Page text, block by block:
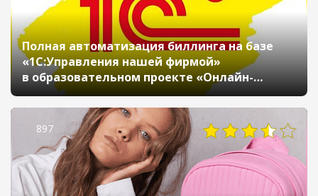
Полная автоматизация биллинга на базе
«1С:Управления нашей фирмой»
в образовательном проекте «Онлайн-
школа»
897